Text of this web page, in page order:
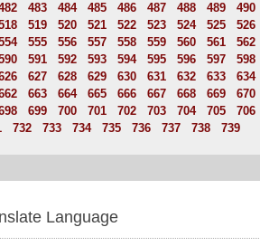
483 484 485 486 487 488 489 490
519 520 521 522 523 524 525 526
555 556 557 558 559 560 561 562
591 592 593 594 595 596 597 598
627 628 629 630 631 632 633 634
663 664 665 666 667 668 669 670
699 700 701 702 703 704 705 706
732 733 734 735 736 737 738 739
Language